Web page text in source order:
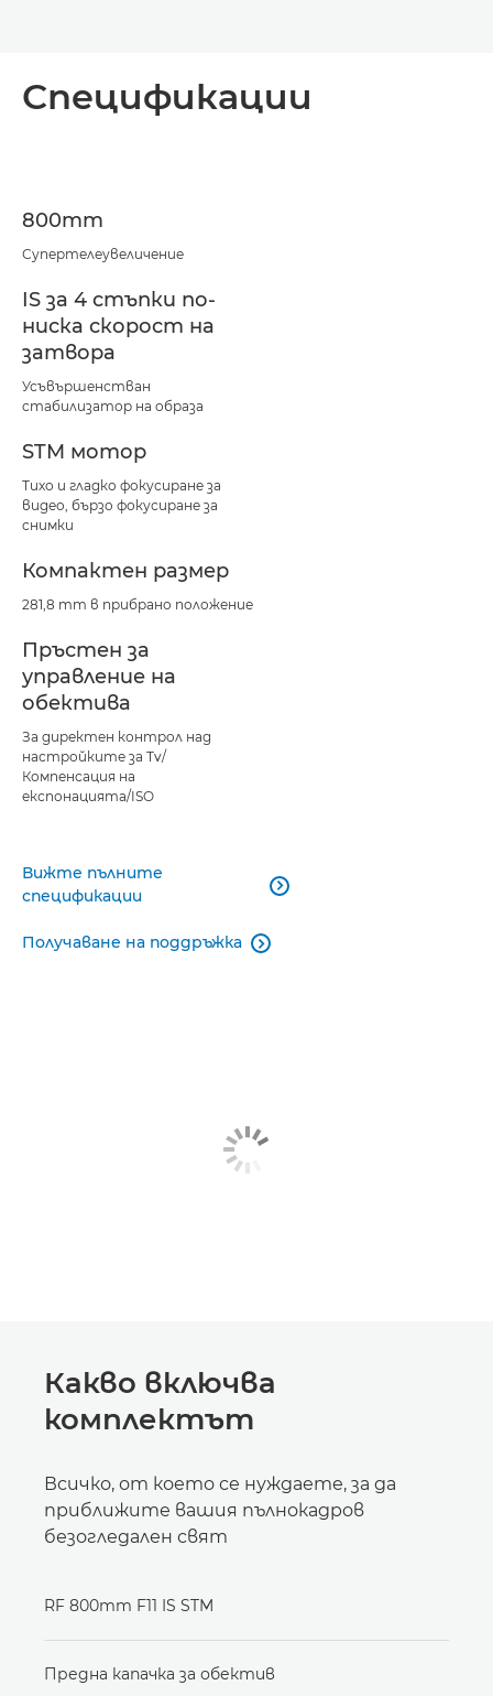
Спецификации
800mm
Супертелеувеличение
IS за 4 стъпки по-
ниска скорост на
затвора
Усъвършенстван
стабилизатор на образа
STM мотор
Тихо и гладко фокусиране за
видео, бързо фокусиране за
снимки
Компактен размер
281,8 mm в прибрано положение
Пръстен за
управление на
обектива
За директен контрол над
настройките за Tv/
Компенсация на
експонацията/ISO
Вижте пълните
спецификации

Получаване на поддръжка 
Какво включва
комплектът
Всичко, от което се нуждаете, за да
приближите вашия пълнокадров
безогледален свят
RF 800mm F11 IS STM
Предна капачка за обектив